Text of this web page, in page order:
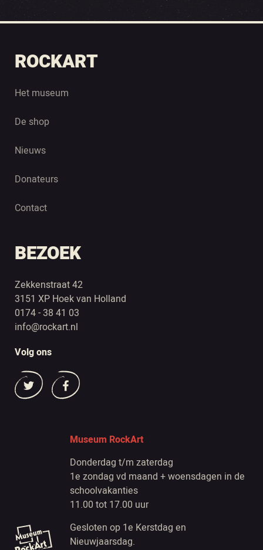
ROCKART
Het museum
De shop
Nieuws
Donateurs
Contact
BEZOEK
Zekkenstraat 42
3151 XP Hoek van Holland
0174 - 38 41 03
info@rockart.nl
Volg ons
Museum RockArt
Donderdag t/m zaterdag
1e zondag vd maand + woensdagen in de
schoolvakanties
11.00 tot 17.00 uur
Gesloten op 1e Kerstdag en
Nieuwjaarsdag.